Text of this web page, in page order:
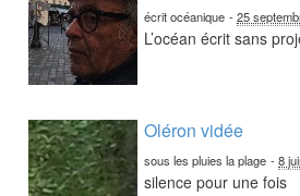
écrit océanique -25
L’océan écrit sans
Oléron vidée
sous les pluies la plage -8
silence pour une fois